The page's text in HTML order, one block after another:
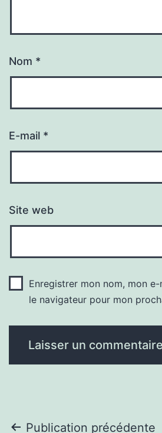
Nom *
E-mail *
Site web
Enregistrer mon nom, mon
le navigateur pour mon
Publication précédente